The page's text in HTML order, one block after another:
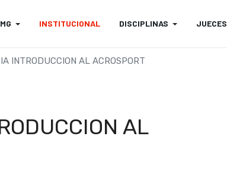
INSTITUCIONAL DISCIPLINAS JUECES
INTRODUCCION AL ACROSPORT
AL